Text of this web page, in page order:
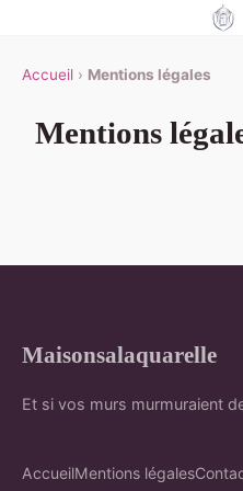
Accueil › Mentions légales
Mentions
Maisonsalaquarelle
Et si vos murs murmuraient
AccueilMentions légales